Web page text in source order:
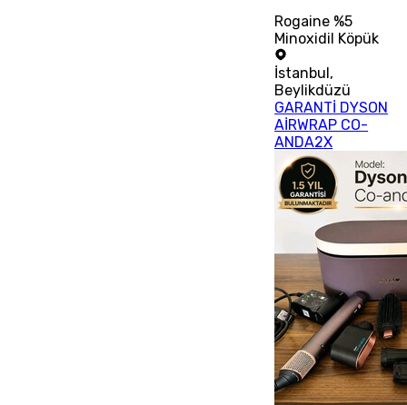
Rogaine %5
Minoxidil Köpük
İstanbul ,
Beylikdüzü
GARANTİ DYSON
AİRWRAP CO-
ANDA2X